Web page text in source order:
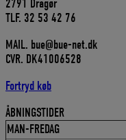
2791 Dragør
TLF. 32 53 42 76
MAIL. bue@bue-net.dk
CVR. DK41006528
Fortryd køb
ÅBNINGSTIDER
MAN-FREDAG